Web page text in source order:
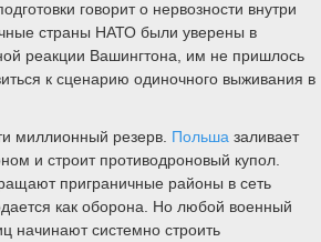
говорит о нервозности внутри
страны НАТО были уверены в
реакции Вашингтона, им не пришлось
к сценарию одиночного выживания в
миллионный резерв. Польша заливает
и строит противодроновый купол.
приграничные районы в сеть
как оборона. Но любой военный
начинают системно строить